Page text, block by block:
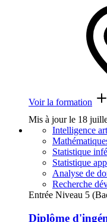
Voir la formation
Mis à jour le 18
Intelligence
Statistique
Statistique
Analyse de
Recherche
Entrée Niveau 5
Diplôme